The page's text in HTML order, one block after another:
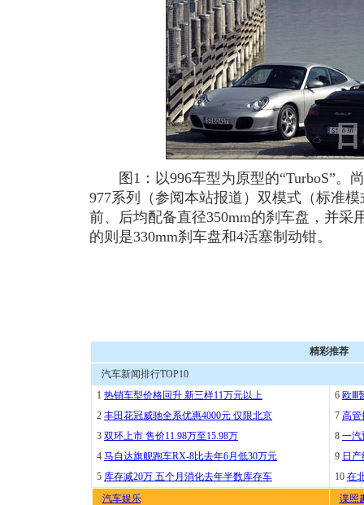
图1：以996车型为原型的“TurboS”。
977系列（参阅本站报道）双模式（标准
前、后均配备直径350mm的刹车盘，并采
的则是330mm刹车盘和4活塞制动钳。
精彩推荐
汽车新闻排行TOP10
1 热销车型价格回升 新三样11万元以上
2 丰田花冠威驰全系优惠4000元 仅限北京
3 双环上市 售价11.98万至15.98万
4 马自达旗舰跑车RX-8比去年6月低30万元
5 库存减20万 五个月消化去年半数库存车
6 欧Ⅲ
7 高管
8 一汽
9 日
10 在
汽车娱乐
谍照